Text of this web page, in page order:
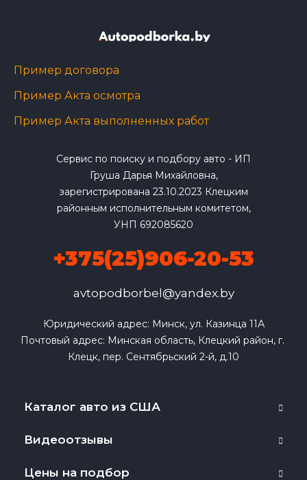
Пример договора
Пример Акта осмотра
Пример Акта выполненных работ
Сервис по поиску и подбору авто - ИП
Груша Дарья Михайловна,
зарегистрирована 23.10.2023 Клецким
районным исполнительным комитетом,
УНП 692085620
+375(25)906-20-53
avtopodborbel@yandex.by
Юридический адрес: Минск, ул. Казинца 11А
Почтовый адрес: Минская область, Клецкий район, г.
Клецк, пер. Сентябрьский 2-й, д.10
Каталог авто из США
Видеоотзывы
Цены на подбор